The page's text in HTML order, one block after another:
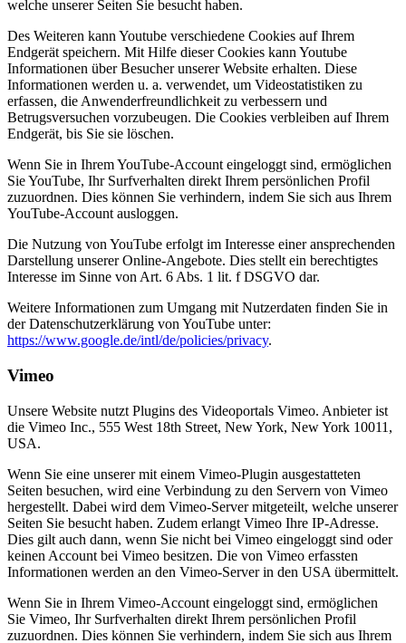
welche unserer Seiten Sie besucht haben.
Des Weiteren kann Youtube verschiedene Cookies auf Ihrem
Endgerät speichern. Mit Hilfe dieser Cookies kann Youtube
Informationen über Besucher unserer Website erhalten. Diese
Informationen werden u. a. verwendet, um Videostatistiken zu
erfassen, die Anwenderfreundlichkeit zu verbessern und
Betrugsversuchen vorzubeugen. Die Cookies verbleiben auf Ihrem
Endgerät, bis Sie sie löschen.
Wenn Sie in Ihrem YouTube-Account eingeloggt sind, ermöglichen
Sie YouTube, Ihr Surfverhalten direkt Ihrem persönlichen Profil
zuzuordnen. Dies können Sie verhindern, indem Sie sich aus Ihrem
YouTube-Account ausloggen.
Die Nutzung von YouTube erfolgt im Interesse einer ansprechenden
Darstellung unserer Online-Angebote. Dies stellt ein berechtigtes
Interesse im Sinne von Art. 6 Abs. 1 lit. f DSGVO dar.
Weitere Informationen zum Umgang mit Nutzerdaten finden Sie in
der Datenschutzerklärung von YouTube unter:
https://www.google.de/intl/de/policies/privacy.
Vimeo
Unsere Website nutzt Plugins des Videoportals Vimeo. Anbieter ist
die Vimeo Inc., 555 West 18th Street, New York, New York 10011,
USA.
Wenn Sie eine unserer mit einem Vimeo-Plugin ausgestatteten
Seiten besuchen, wird eine Verbindung zu den Servern von Vimeo
hergestellt. Dabei wird dem Vimeo-Server mitgeteilt, welche unserer
Seiten Sie besucht haben. Zudem erlangt Vimeo Ihre IP-Adresse.
Dies gilt auch dann, wenn Sie nicht bei Vimeo eingeloggt sind oder
keinen Account bei Vimeo besitzen. Die von Vimeo erfassten
Informationen werden an den Vimeo-Server in den USA übermittelt.
Wenn Sie in Ihrem Vimeo-Account eingeloggt sind, ermöglichen
Sie Vimeo, Ihr Surfverhalten direkt Ihrem persönlichen Profil
zuzuordnen. Dies können Sie verhindern, indem Sie sich aus Ihrem